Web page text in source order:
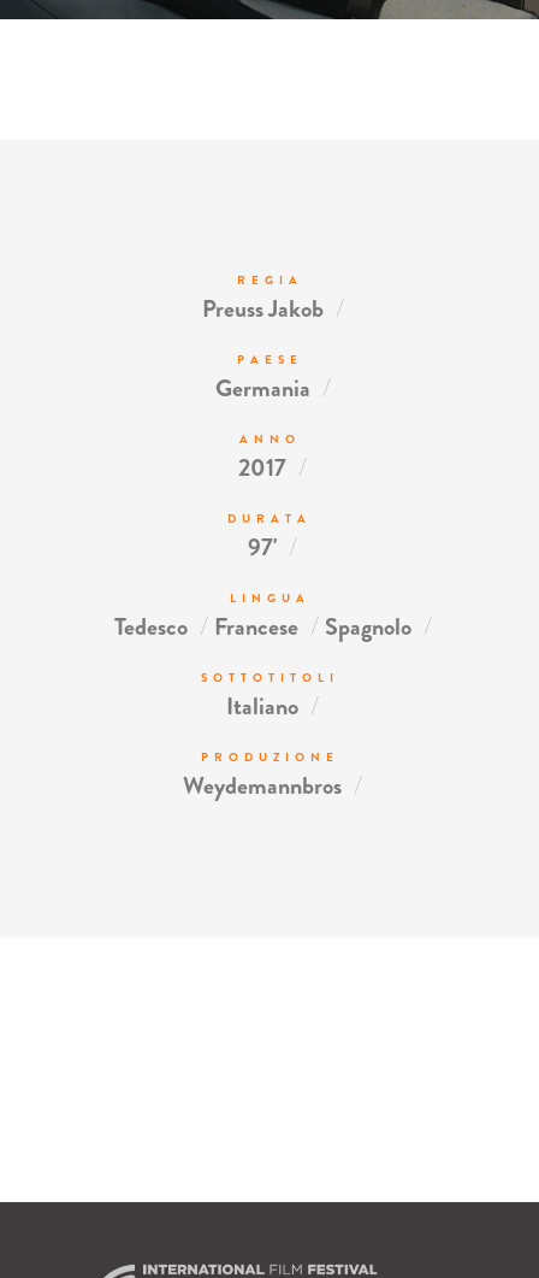
REGIA
Preuss Jakob /
PAESE
Germania /
ANNO
2017 /
DURATA
97' /
LINGUA
Tedesco / Francese / Spagnolo /
SOTTOTITOLI
Italiano /
PRODUZIONE
Weydemannbros /